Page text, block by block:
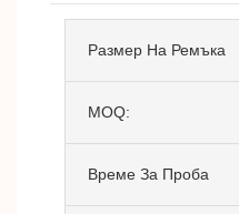
Размер На Ремъка
MOQ:
Време За Проба